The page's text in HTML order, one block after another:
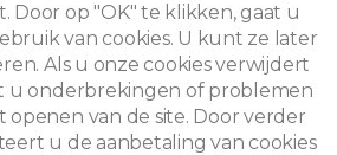
Door op "OK" te klikken, gaat u
van cookies. U kunt ze later
Als u onze cookies verwijdert
u onderbrekingen of problemen
van de site. Door verder
u de aanbetaling van cookies